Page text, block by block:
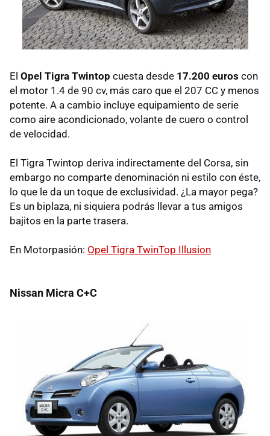
El Opel Tigra Twintop cuesta desde 17.200 euros con
el motor 1.4 de 90 cv, más caro que el 207 CC y menos
potente. A a cambio incluye equipamiento de serie
como aire acondicionado, volante de cuero o control
de velocidad.
El Tigra Twintop deriva indirectamente del Corsa, sin
embargo no comparte denominación ni estilo con éste,
lo que le da un toque de exclusividad. ¿La mayor pega?
Es un biplaza, ni siquiera podrás llevar a tus amigos
bajitos en la parte trasera.
En Motorpasión: Opel Tigra TwinTop Illusion
Nissan Micra C+C